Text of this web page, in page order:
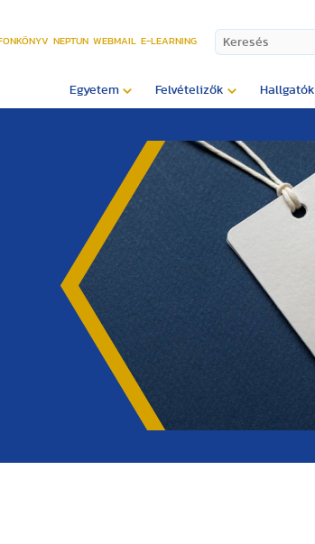
NEPTUN WEBMAIL E-LEARNING
Egyetem Felvételizők Hallgatók